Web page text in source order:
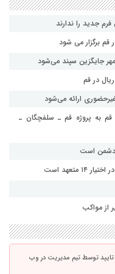
جدید را ندارند
قم برگزار می شود
جایگزین سپند می‌شود
ـ قم به پروژه قم ـ سلفچگان ـ
دشمن است
از مواکب
توسط تیم مدیریت در وب